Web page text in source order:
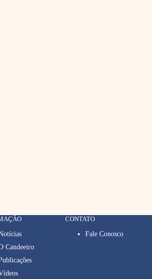
Candeeiro
CONTATO
Fale Conosco